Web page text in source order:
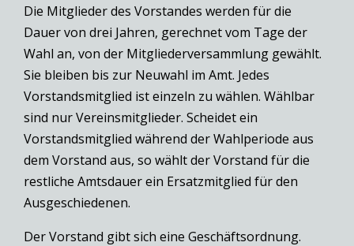
Die Mitglieder des Vorstandes werden für die
Dauer von drei Jahren, gerechnet vom Tage der
Wahl an, von der Mitgliederversammlung gewählt.
Sie bleiben bis zur Neuwahl im Amt. Jedes
Vorstandsmitglied ist einzeln zu wählen. Wählbar
sind nur Vereinsmitglieder. Scheidet ein
Vorstandsmitglied während der Wahlperiode aus
dem Vorstand aus, so wählt der Vorstand für die
restliche Amtsdauer ein Ersatzmitglied für den
Ausgeschiedenen.
Der Vorstand gibt sich eine Geschäftsordnung.